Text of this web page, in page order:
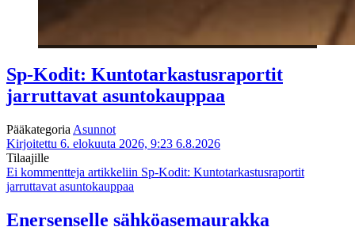
Sp-Kodit: Kuntotarkastusraportit
jarruttavat asuntokauppaa
Pääkategoria Asunnot
Kirjoitettu 6. elokuuta 2026, 9:23 6.8.2026
Tilaajille
Ei kommentteja artikkeliin Sp-Kodit: Kuntotarkastusraportit
jarruttavat asuntokauppaa
Enersenselle sähköasemaurakka